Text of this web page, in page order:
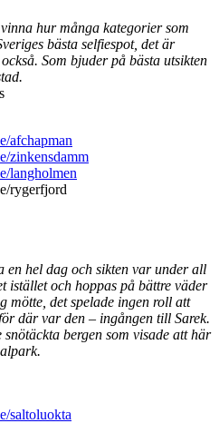
hur många kategorier som
bästa selfiespot, det är
Som bjuder på bästa utsikten
afchapman
zinkensdamm
langholmen
rygerfjord
en hel dag och sikten var under all
istället och hoppas på bättre väder
mötte, det spelade ingen roll att
där var den – ingången till Sarek.
bergen som visade att här
saltoluokta